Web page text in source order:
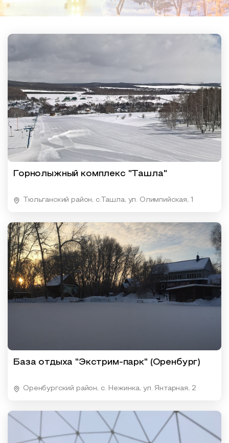
Образовательный туризм
Аттестованные экскурсоводы
Доступная среда
Горнолыжный комплекс "Ташла"
Тюльганский район, с.Ташла, ул. Олимпийская, 1
База отдыха "Экстрим-парк" (Оренбург)
Оренбургский район, с. Нежинка, ул. Янтарная, 2